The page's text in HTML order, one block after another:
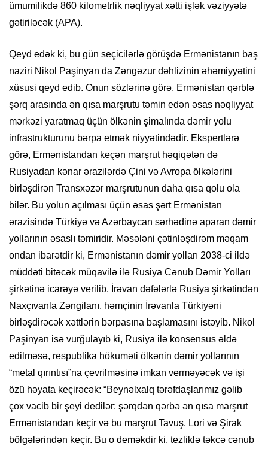
ümumilikdə 860 kilometrlik nəqliyyat xətti işlək vəziyyətə
gətiriləcək (APA).
Qeyd edək ki, bu gün seçicilərlə görüşdə Ermənistanın baş
naziri Nikol Paşinyan da Zəngəzur dəhlizinin əhəmiyyətini
xüsusi qeyd edib. Onun sözlərinə görə, Ermənistan qərblə
şərq arasında ən qısa marşrutu təmin edən əsas nəqliyyat
mərkəzi yaratmaq üçün ölkənin şimalında dəmir yolu
infrastrukturunu bərpa etmək niyyətindədir. Ekspertlərə
görə, Ermənistandan keçən marşrut həqiqətən də
Rusiyadan kənar ərazilərdə Çini və Avropa ölkələrini
birləşdirən Transxəzər marşrutunun daha qısa qolu ola
bilər. Bu yolun açılması üçün əsas şərt Ermənistan
ərazisində Türkiyə və Azərbaycan sərhədinə aparan dəmir
yollarının əsaslı təmiridir. Məsələni çətinləşdirəm məqam
ondan ibarətdir ki, Ermənistanın dəmir yolları 2038-ci ildə
müddəti bitəcək müqavilə ilə Rusiya Cənub Dəmir Yolları
şirkətinə icarəyə verilib. İrəvan dəfələrlə Rusiya şirkətindən
Naxçıvanla Zəngilanı, həmçinin İrəvanla Türkiyəni
birləşdirəcək xəttlərin bərpasına başlamasını istəyib. Nikol
Paşinyan isə vurğulayıb ki, Rusiya ilə konsensus əldə
edilməsə, respublika hökuməti ölkənin dəmir yollarının
“metal qırıntısı”na çevrilməsinə imkan verməyəcək və işi
özü həyata keçirəcək: “Beynəlxalq tərəfdaşlarımız gəlib
çox vacib bir şeyi dedilər: şərqdən qərbə ən qısa marşrut
Ermənistandan keçir və bu marşrut Tavuş, Lori və Şirak
bölgələrindən keçir. Bu o deməkdir ki, tezliklə təkcə cənub